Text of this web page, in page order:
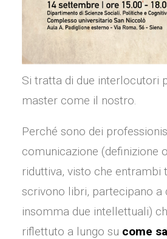
Si tratta di due interlocutori
master come il nostro.
Perché sono dei
comunicazione (definizione
riduttiva, visto che entrambi
scrivono libri, partecipano a
insomma due intellettuali)
riflettuto a lungo su come